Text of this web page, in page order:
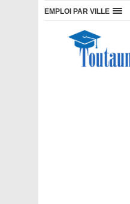
EMPLOI PAR VILLE